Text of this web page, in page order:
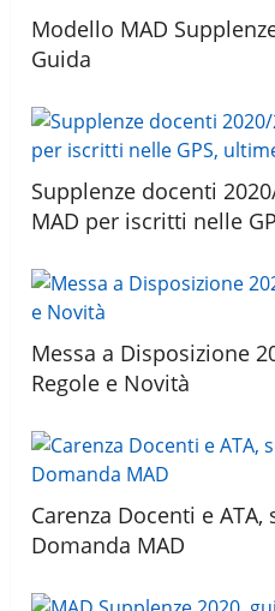
Modello MAD
Guida
Supplenze docenti
MAD per iscritti nelle
Messa a Disposizione
Regole e Novità
Carenza Docenti e
Domanda MAD